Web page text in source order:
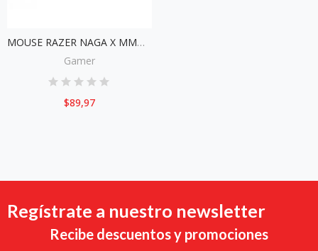
MOUSE RAZER NAGA X MMO RZ01-03590100-R3U1
Gamer
$89,97
Regístrate a nuestro newsletter
Recibe descuentos y promociones